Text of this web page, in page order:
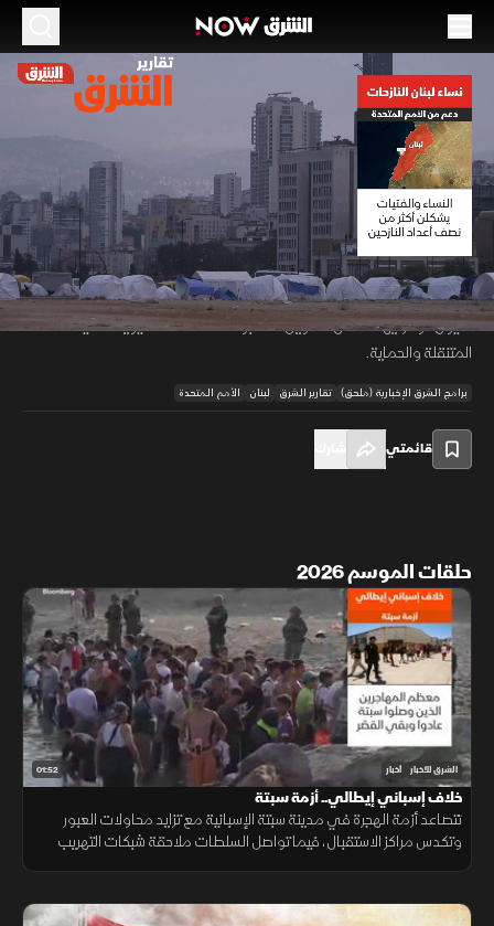
00:12/01:10
نساء لبنان النازحات.. دعم من الأمم المتحدة
16 يونيو 2026 01:10 أخبار
تقارير الشرق
حذرت الأمم المتحدة من معاناة نساء لبنان جراء النزوح، إذ يشكلن نصف 1.4
مليون نازح. وتواجه 60 ألف امرأة حامل خطرا بغياب الرعاية جراء قصف
مستشفيات الجنوب والأزمة الاقتصادية. ورغم إطلاق نداء عاجل بقيمة 25
مليون دولار، يهدد نقص التمويل الحاد بوقف الخدمات الحيوية كالعيادات
المتنقلة والحماية.
برامج الشرق الإخبارية (ملحق) تقارير الشرق لبنان الأمم المتحدة
قائمتي
حلقات الموسم 2026
01:52 الشرق للأخبار أخبار
خلاف إسباني إيطالي.. أزمة سبتة
تتصاعد أزمة الهجرة في مدينة سبتة الإسبانية مع تزايد محاولات العبور
وتكدس مراكز الاستقبال، فيما تواصل السلطات ملاحقة شبكات التهريب